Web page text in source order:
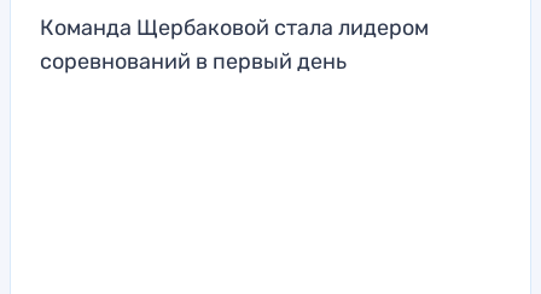
Команда Щербаковой стала лидером
соревнований в первый день